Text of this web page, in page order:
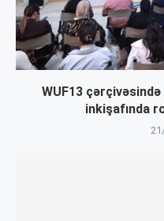
WUF13 çərçivəsində
inkişafında